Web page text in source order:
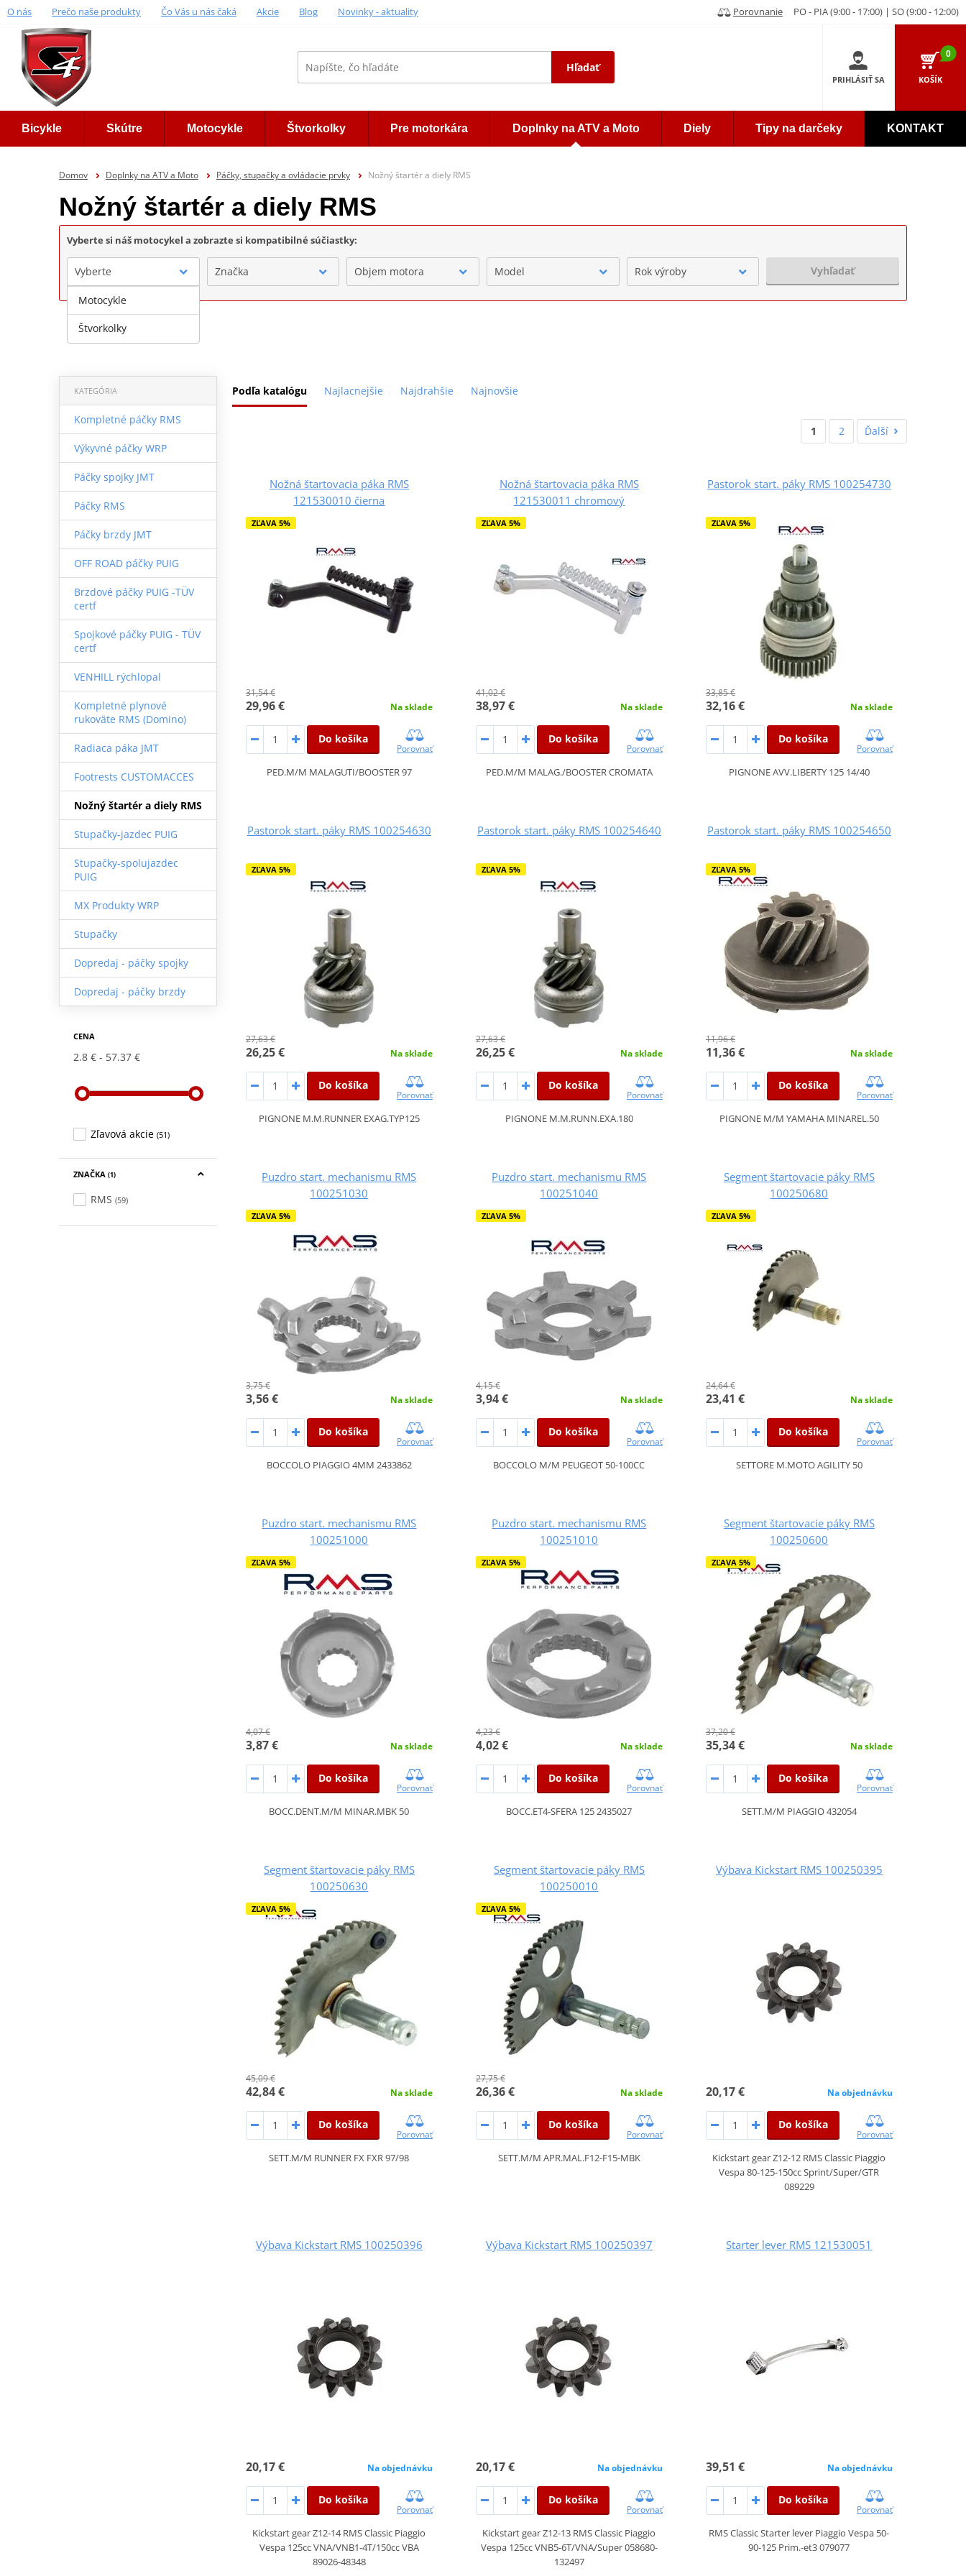
O nás Prečo naše produkty Čo Vás u nás čaká Akcie Blog Novinky - aktuality Porovnanie PO - PIA (9:00 - 17:00) | SO (9:00 - 12:00)
Hľadať
PRIHLÁSIŤ SA
0
KOŠÍK
Bicykle Skútre Motocykle Štvorkolky Pre motorkára Doplnky na ATV a Moto Diely Tipy na darčeky KONTAKT
Domov Doplnky na ATV a Moto Páčky, stupačky a ovládacie prvky Nožný štartér a diely RMS
Nožný štartér a diely RMS
Vyberte si náš motocykel a zobrazte si kompatibilné súčiastky:
Vyberte Značka Objem motora Model Rok výroby Vyhľadať
Podľa katalógu Najlacnejšie Najdrahšie Najnovšie
KATEGÓRIA
Kompletné páčky RMS
Výkyvné páčky WRP
Páčky spojky JMT
Páčky RMS
Páčky brzdy JMT
OFF ROAD páčky PUIG
Brzdové páčky PUIG -TÜV
certf
Spojkové páčky PUIG - TÜV
certf
VENHILL rýchlopal
Kompletné plynové
rukoväte RMS (Domino)
Radiaca páka JMT
Footrests CUSTOMACCES
Nožný štartér a diely RMS
Stupačky-jazdec PUIG
Stupačky-spolujazdec
PUIG
MX Produkty WRP
Stupačky
Dopredaj - páčky spojky
Dopredaj - páčky brzdy
CENA
2.8 € 57.37 €
Zľavová akcie (51)
ZNAČKA (1)
RMS (59)
1 2 Ďalší
Nožná štartovacia páka RMS
121530010 čierna
ZĽAVA 5%
31,54 €
29,96 € Na sklade
Do košíka
Porovnať
PED.M/M MALAGUTI/BOOSTER 97
Nožná štartovacia páka RMS
121530011 chromový
ZĽAVA 5%
41,02 €
38,97 € Na sklade
Do košíka
Porovnať
PED.M/M MALAG./BOOSTER CROMATA
Pastorok start. páky RMS 100254730
ZĽAVA 5%
33,85 €
32,16 € Na sklade
Do košíka
Porovnať
PIGNONE AVV.LIBERTY 125 14/40
Pastorok start. páky RMS 100254630
ZĽAVA 5%
27,63 €
26,25 € Na sklade
Do košíka
Porovnať
PIGNONE M.M.RUNNER EXAG.TYP125
Pastorok start. páky RMS 100254640
ZĽAVA 5%
27,63 €
26,25 € Na sklade
Do košíka
Porovnať
PIGNONE M.M.RUNN.EXA.180
Pastorok start. páky RMS 100254650
ZĽAVA 5%
11,96 €
11,36 € Na sklade
Do košíka
Porovnať
PIGNONE M/M YAMAHA MINAREL.50
Puzdro start. mechanismu RMS
100251030
ZĽAVA 5%
3,75 €
3,56 € Na sklade
Do košíka
Porovnať
BOCCOLO PIAGGIO 4MM 2433862
Puzdro start. mechanismu RMS
100251040
ZĽAVA 5%
4,15 €
3,94 € Na sklade
Do košíka
Porovnať
BOCCOLO M/M PEUGEOT 50-100CC
Segment štartovacie páky RMS
100250680
ZĽAVA 5%
24,64 €
23,41 € Na sklade
Do košíka
Porovnať
SETTORE M.MOTO AGILITY 50
Puzdro start. mechanismu RMS
100251000
ZĽAVA 5%
4,07 €
3,87 € Na sklade
Do košíka
Porovnať
BOCC.DENT.M/M MINAR.MBK 50
Puzdro start. mechanismu RMS
100251010
ZĽAVA 5%
4,23 €
4,02 € Na sklade
Do košíka
Porovnať
BOCC.ET4-SFERA 125 2435027
Segment štartovacie páky RMS
100250600
ZĽAVA 5%
37,20 €
35,34 € Na sklade
Do košíka
Porovnať
SETT.M/M PIAGGIO 432054
Segment štartovacie páky RMS
100250630
ZĽAVA 5%
45,09 €
42,84 € Na sklade
Do košíka
Porovnať
SETT.M/M RUNNER FX FXR 97/98
Segment štartovacie páky RMS
100250010
ZĽAVA 5%
27,75 €
26,36 € Na sklade
Do košíka
Porovnať
SETT.M/M APR.MAL.F12-F15-MBK
Výbava Kickstart RMS 100250395
20,17 € Na objednávku
Do košíka
Porovnať
Kickstart gear Z12-12 RMS Classic Piaggio
Vespa 80-125-150cc Sprint/Super/GTR
089229
Výbava Kickstart RMS 100250396
20,17 € Na objednávku
Do košíka
Porovnať
Kickstart gear Z12-14 RMS Classic Piaggio
Vespa 125cc VNA/VNB1-4T/150cc VBA
89026-48348
Výbava Kickstart RMS 100250397
20,17 € Na objednávku
Do košíka
Porovnať
Kickstart gear Z12-13 RMS Classic Piaggio
Vespa 125cc VNB5-6T/VNA/Super 058680-
132497
Starter lever RMS 121530051
39,51 € Na objednávku
Do košíka
Porovnať
RMS Classic Starter lever Piaggio Vespa 50-
90-125 Prim.-et3 079077
Motocykle
Štvorkolky